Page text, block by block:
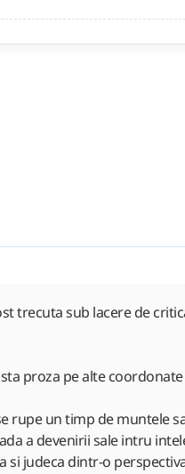
trecuta sub lacere de
proza pe alte
rupe un timp de muntele
a devenirii sale intru
si judeca dintr-o